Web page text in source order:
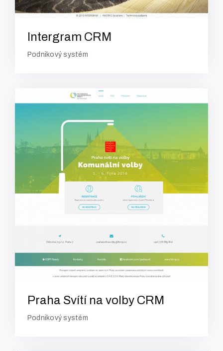
Intergram CRM
Podnikový systém
Praha Svítí na volby CRM
Podnikový systém